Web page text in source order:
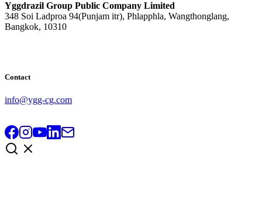
Yggdrazil Group Public Company Limited
348 Soi Ladproa 94(Punjam itr), Phlapphla, Wangthonglang,
Bangkok, 10310
Contact
info@ygg-cg.com